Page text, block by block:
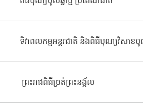
ទិវាពលកម្មអន្ដរជាតិ និងពិធីបុណ្យវិសាខបូ
ព្រះរាជពិធីច្រត់ព្រះនង្គ័ល